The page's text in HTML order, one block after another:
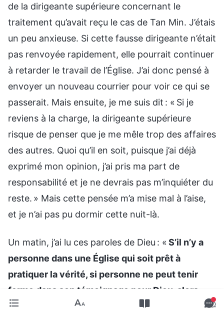
de la dirigeante supérieure concernant le
traitement qu’avait reçu le cas de Tan Min. J’étais
un peu anxieuse. Si cette fausse dirigeante n’était
pas renvoyée rapidement, elle pourrait continuer
à retarder le travail de l’Église. J’ai donc pensé à
envoyer un nouveau courrier pour voir ce qui se
passerait. Mais ensuite, je me suis dit : « Si je
reviens à la charge, la dirigeante supérieure
risque de penser que je me mêle trop des affaires
des autres. Quoi qu’il en soit, puisque j’ai déjà
exprimé mon opinion, j’ai pris ma part de
responsabilité et je ne devrais pas m’inquiéter du
reste. » Mais cette pensée m’a mise mal à l’aise,
et je n’ai pas pu dormir cette nuit-là.
Un matin, j’ai lu ces paroles de Dieu : «S’il n’y a
personne dans une Église qui soit prêt à
pratiquer la vérité, si personne ne peut tenir
ferme dans son témoignage pour Dieu, alors
cette Église devrait être totalement isolée et